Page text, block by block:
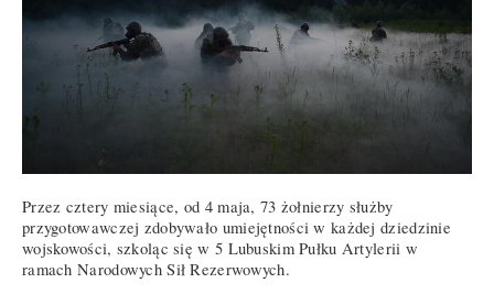
Przez cztery miesiące, od 4 maja, 73 żołnierzy służby
przygotowawczej zdobywało umiejętności w każdej dziedzinie
wojskowości, szkoląc się w 5 Lubuskim Pułku Artylerii w
ramach Narodowych Sił Rezerwowych.